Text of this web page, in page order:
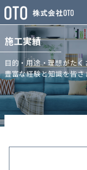
施工実績
目的・用途・理想がた
豊富な経験と知識を皆さ